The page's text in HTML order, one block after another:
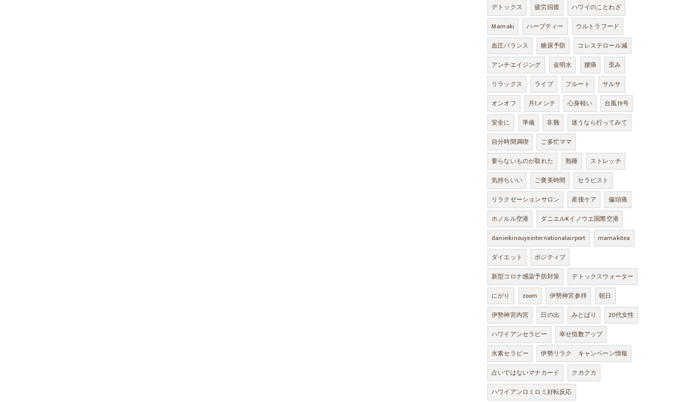
デトックス
疲労回復
ハワイのことわざ
Mamaki
ハーブティー
ウルトラフード
血圧バランス
糖尿予防
コレステロール減
アンチエイジング
金明水 腰痛
歪み
リラックス
ライブ フルート
サルサ
オンオフ
月1メンテ 心身軽い
台風19号
安全に
準備 非難
迷うなら行ってみて
自分時間満喫
ご多忙ママ
要らないものが取れた
熟睡
ストレッチ
気持ちいい
ご褒美時間
セラピスト
リラクゼーションサロン
産後ケア
偏頭痛
ホノルル空港
ダニエルKイノウエ国際空港
danieikinouyeinternationalairport
mamakitea
ダイエット
ポジティブ
新型コロナ感染予防対策
デトックスウォーター
にがり
zoom 伊勢神宮参拝
朝日
伊勢神宮内宮
日の出 みとばり
20代女性
ハワイアンセラピー
幸せ指数アップ
水素セラピー
伊勢リラク キャンペーン情報
占いではないマナカード
クカクカ
ハワイアンロミロミ好転反応